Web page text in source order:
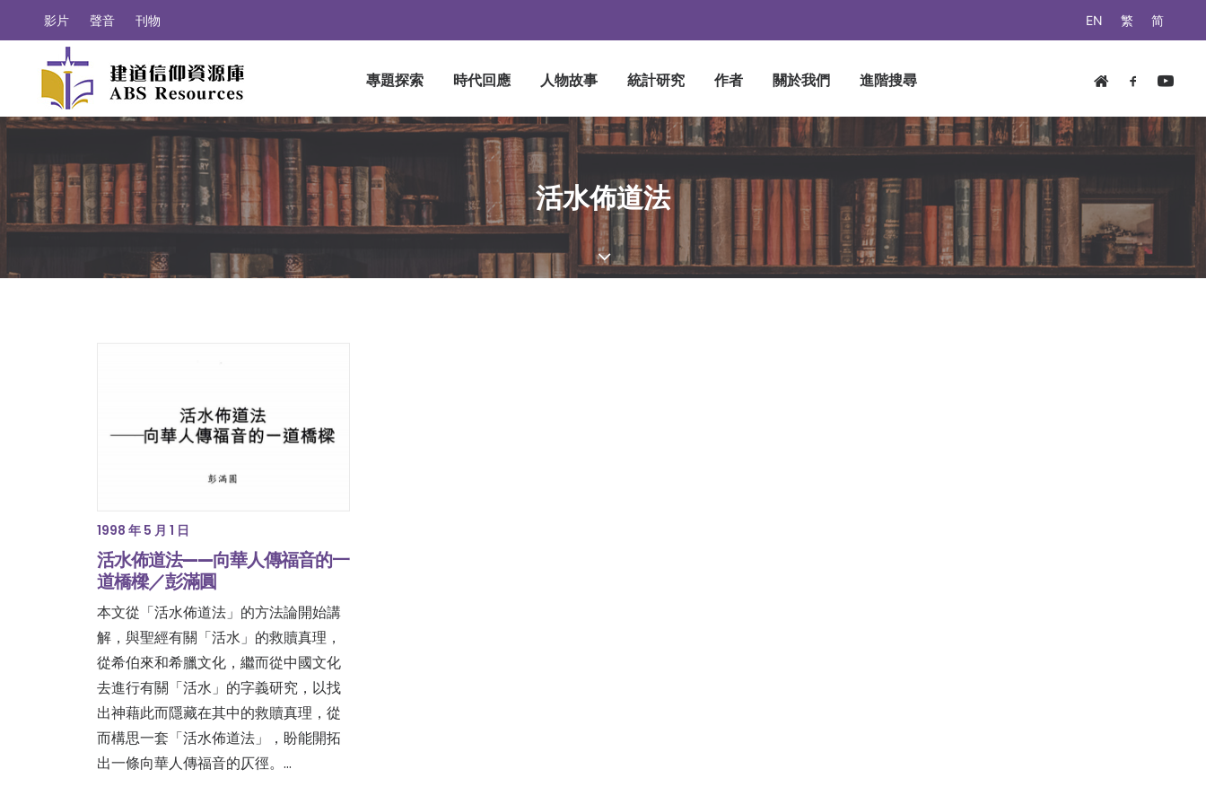
EN 繁 简
影片 聲音 刊物
專題探索 時代回應 人物故事 統計研究 作者 關於我們 進階搜尋
活水佈道法
1998 年 5 月 1 日
活水佈道法——向華人傳福音的一
道橋樑／彭滿圓
本文從「活水佈道法」的方法論開始講
解，與聖經有關「活水」的救贖真理，
從希伯來和希臘文化，繼而從中國文化
去進行有關「活水」的字義研究，以找
出神藉此而隱藏在其中的救贖真理，從
而構思一套「活水佈道法」，盼能開拓
出一條向華人傳福音的仄徑。…